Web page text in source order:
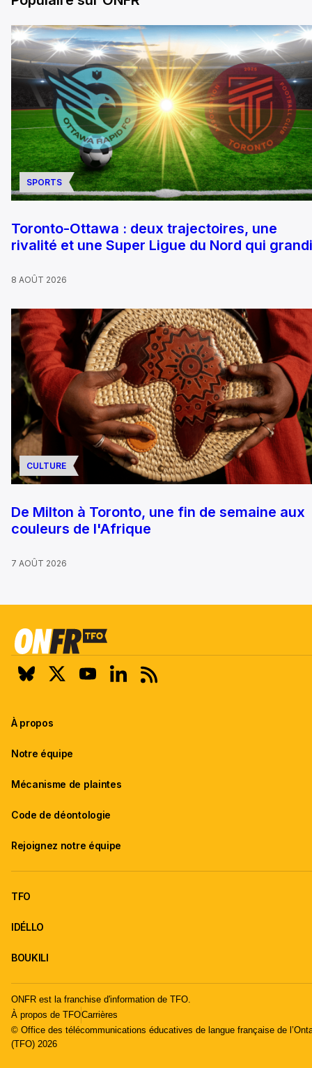
SPORTS
Toronto-Ottawa : deux trajectoires, une
rivalité et une Super Ligue du Nord qui
8 AOÛT 2026
CULTURE
De Milton à Toronto, une fin de semaine aux
couleurs de l'Afrique
7 AOÛT 2026
À propos
Notre équipe
Mécanisme de plaintes
Code de déontologie
Rejoignez notre équipe
TFO
IDÉLLO
BOUKILI
ONFR est la franchise d'information de TFO.
À propos de TFOCarrières
© Office des télécommunications éducatives de langue française de
(TFO) 2026